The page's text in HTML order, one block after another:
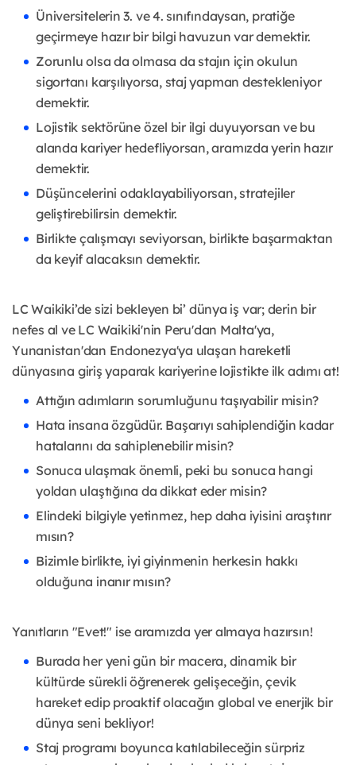
Üniversitelerin 3. ve 4. sınıfındaysan, pratiğe
geçirmeye hazır bir bilgi havuzun var demektir.
Zorunlu olsa da olmasa da stajın için okulun
sigortanı karşılıyorsa, staj yapman destekleniyor
demektir.
Lojistik sektörüne özel bir ilgi duyuyorsan ve bu
alanda kariyer hedefliyorsan, aramızda yerin hazır
demektir.
Düşüncelerini odaklayabiliyorsan, stratejiler
geliştirebilirsin demektir.
Birlikte çalışmayı seviyorsan, birlikte başarmaktan
da keyif alacaksın demektir.
LC Waikiki’de sizi bekleyen bi’ dünya iş var; derin bir
nefes al ve LC Waikiki'nin Peru'dan Malta'ya,
Yunanistan'dan Endonezya'ya ulaşan hareketli
dünyasına giriş yaparak kariyerine lojistikte ilk adımı at!
Attığın adımların sorumluğunu taşıyabilir misin?
Hata insana özgüdür. Başarıyı sahiplendiğin kadar
hatalarını da sahiplenebilir misin?
Sonuca ulaşmak önemli, peki bu sonuca hangi
yoldan ulaştığına da dikkat eder misin?
Elindeki bilgiyle yetinmez, hep daha iyisini araştırır
mısın?
Bizimle birlikte, iyi giyinmenin herkesin hakkı
olduğuna inanır mısın?
Yanıtların "Evet!" ise aramızda yer almaya hazırsın!
Burada her yeni gün bir macera, dinamik bir
kültürde sürekli öğrenerek gelişeceğin, çevik
hareket edip proaktif olacağın global ve enerjik bir
dünya seni bekliyor!
Staj programı boyunca katılabileceğin sürpriz